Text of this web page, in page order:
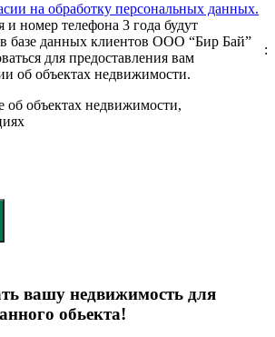
на обработку персональных данных.
номер телефона 3 года будут
в базе данных клиентов ООО “Бир Бай”
для предоставления вам
об объектах недвижимости.
:
объектах недвижимости,
вашу недвижимость для
обьекта!